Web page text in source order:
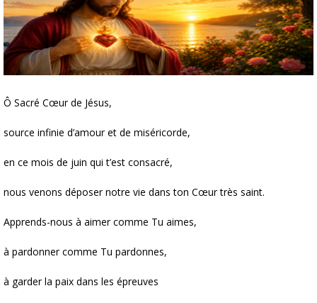
Ô Sacré Cœur de Jésus,
source infinie d’amour et de miséricorde,
en ce mois de juin qui t’est consacré,
nous venons déposer notre vie dans ton Cœur très saint.
Apprends-nous à aimer comme Tu aimes,
à pardonner comme Tu pardonnes,
à garder la paix dans les épreuves